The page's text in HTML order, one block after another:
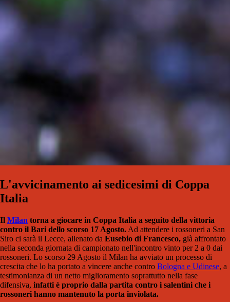
L'avvicinamento ai sedicesimi di Coppa
Italia
Il Milan torna a giocare in Coppa Italia a seguito della vittoria
contro il Bari dello scorso 17 Agosto. Ad attendere i rossoneri a San
Siro ci sarà il Lecce, allenato da Eusebio di Francesco, già affrontato
nella seconda giornata di campionato nell'incontro vinto per 2 a 0 dai
rossoneri. Lo scorso 29 Agosto il Milan ha avviato un processo di
crescita che lo ha portato a vincere anche contro Bologna e Udinese, a
testimonianza di un netto miglioramento soprattutto nella fase
difensiva, infatti è proprio dalla partita contro i salentini che i
rossoneri hanno mantenuto la porta inviolata.